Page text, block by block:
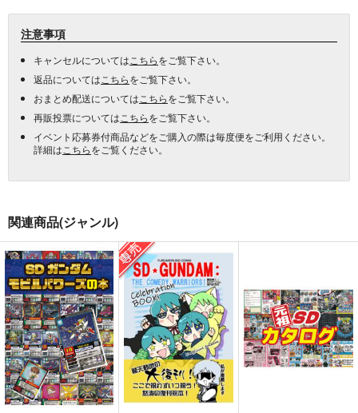
注意事項
キャンセルについては こちらをご覧下さい。
返品については こちらをご覧下さい。
おまとめ配送については こちらをご覧下さい。
再販投票については こちらをご覧下さい。
イベント応募券付商品などをご購入の際は毎度便をご利用ください。
詳細は こちらをご覧ください。
関連商品(ジャンル)